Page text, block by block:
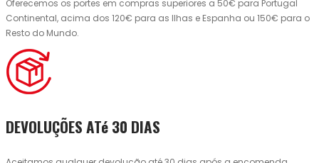
Oferecemos os portes em compras superiores a 50€ para Portugal
Continental, acima dos 120€ para as Ilhas e Espanha ou 150€ para o
Resto do Mundo.
DEVOLUÇÕES ATé 30 DIAS